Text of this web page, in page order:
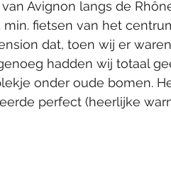
Avignon langs de
fietsen van het
dat, toen wij er
hadden wij totaal
onder oude bomen.
perfect (heerlijke